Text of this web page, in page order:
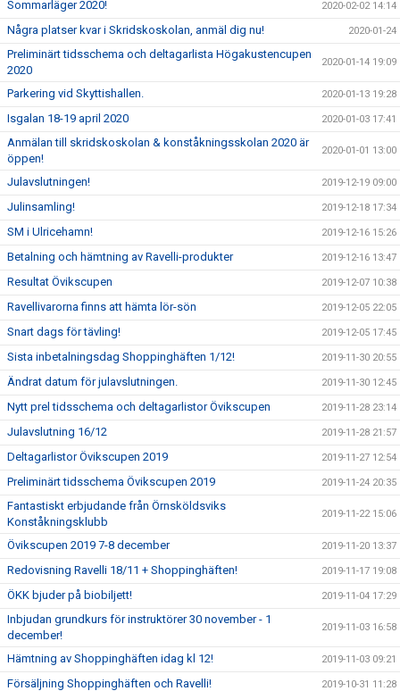
Sommarläger 2020! 2020-02-02 14:14
Några platser kvar i Skridskoskolan, anmäl dig nu! 2020-01-24
Preliminärt tidsschema och deltagarlista Högakustencupen
2020
2020-01-14 19:09
Parkering vid Skyttishallen. 2020-01-13 19:28
Isgalan 18-19 april 2020 2020-01-03 17:41
Anmälan till skridskoskolan & konståkningsskolan 2020 är
öppen!
2020-01-01 13:00
Julavslutningen! 2019-12-19 09:00
Julinsamling! 2019-12-18 17:34
SM i Ulricehamn! 2019-12-16 15:26
Betalning och hämtning av Ravelli-produkter 2019-12-16 13:47
Resultat Övikscupen 2019-12-07 10:38
Ravellivarorna finns att hämta lör-sön 2019-12-05 22:05
Snart dags för tävling! 2019-12-05 17:45
Sista inbetalningsdag Shoppinghäften 1/12! 2019-11-30 20:55
Ändrat datum för julavslutningen. 2019-11-30 12:45
Nytt prel tidsschema och deltagarlistor Övikscupen 2019-11-28 23:14
Julavslutning 16/12 2019-11-28 21:57
Deltagarlistor Övikscupen 2019 2019-11-27 12:54
Preliminärt tidsschema Övikscupen 2019 2019-11-24 20:35
Fantastiskt erbjudande från Örnsköldsviks
Konståkningsklubb
2019-11-22 15:06
Övikscupen 2019 7-8 december 2019-11-20 13:37
Redovisning Ravelli 18/11 + Shoppinghäften! 2019-11-17 19:08
ÖKK bjuder på biobiljett! 2019-11-04 17:29
Inbjudan grundkurs för instruktörer 30 november - 1
december!
2019-11-03 16:58
Hämtning av Shoppinghäften idag kl 12! 2019-11-03 09:21
Försäljning Shoppinghäften och Ravelli! 2019-10-31 11:28